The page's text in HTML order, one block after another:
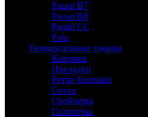
Passat B7
Passat B8
Passat CC
Polo
Универсальные товары
Коврики
Накладки
Ретро Колпаки
Сетки
Спойлеры
Сплитеры